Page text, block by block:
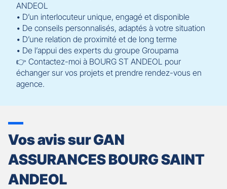
ANDEOL
• D’un interlocuteur unique, engagé et disponible
• De conseils personnalisés, adaptés à votre situation
• D’une relation de proximité et de long terme
• De l’appui des experts du groupe Groupama
👉 Contactez-moi à BOURG ST ANDEOL pour
échanger sur vos projets et prendre rendez-vous en
agence.
Vos avis sur GAN
ASSURANCES BOURG SAINT
ANDEOL